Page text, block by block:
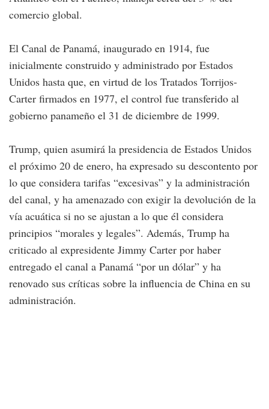
comercio global.
El Canal de Panamá, inaugurado en 1914, fue
inicialmente construido y administrado por Estados
Unidos hasta que, en virtud de los Tratados Torrijos-
Carter firmados en 1977, el control fue transferido al
gobierno panameño el 31 de diciembre de 1999.
Trump, quien asumirá la presidencia de Estados Unidos
el próximo 20 de enero, ha expresado su descontento por
lo que considera tarifas “excesivas” y la administración
del canal, y ha amenazado con exigir la devolución de la
vía acuática si no se ajustan a lo que él considera
principios “morales y legales”. Además, Trump ha
criticado al expresidente Jimmy Carter por haber
entregado el canal a Panamá “por un dólar” y ha
renovado sus críticas sobre la influencia de China en su
administración.